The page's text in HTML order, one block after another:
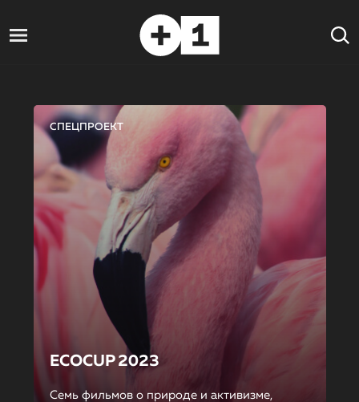
СПЕЦПРОЕКТ
ECOCUP 2023
Семь фильмов о природе и активизме,